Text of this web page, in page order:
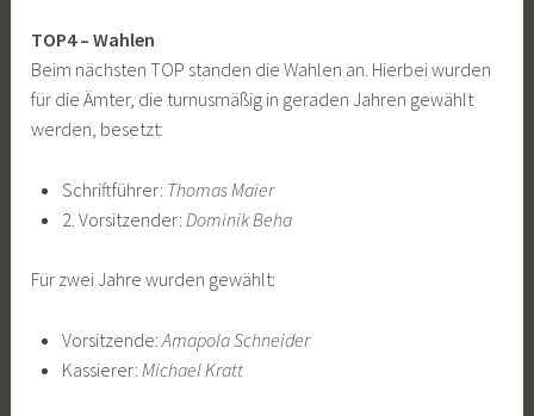
TOP4 – Wahlen
Beim nächsten TOP standen die Wahlen an. Hierbei wurden
für die Ämter, die turnusmäßig in geraden Jahren gewählt
werden, besetzt:
Schriftführer: Thomas Maier
2. Vorsitzender: Dominik Beha
Für zwei Jahre wurden gewählt:
Vorsitzende: Amapola Schneider
Kassierer: Michael Kratt